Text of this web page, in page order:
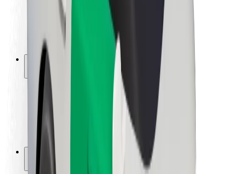
Seguridad para conductores
Seguridad para patinetes
Laboratorio de seguridad
Ciudades
Dónde estamos
Soluciones para las ciudades
Aeropuertos
Estaciones de carga de Bolt
Soporte